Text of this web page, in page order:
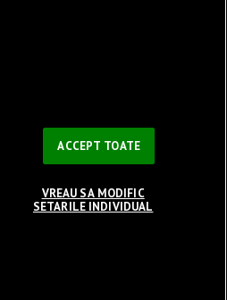
ACCEPT TOATE
VREAU SA MODIFIC
SETARILE INDIVIDUAL